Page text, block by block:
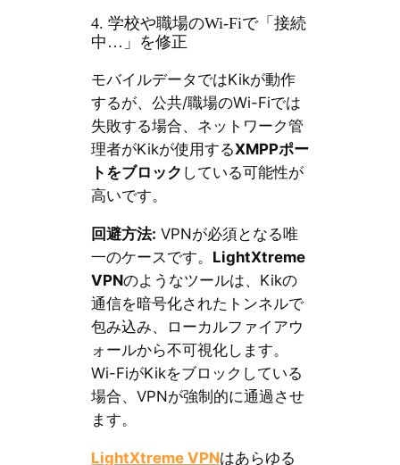
4. 学校や職場のWi-Fiで「接続
中…」を修正
モバイルデータではKikが動作
するが、公共/職場のWi-Fiでは
失敗する場合、ネットワーク管
理者がKikが使用するXMPPポー
トをブロック している可能性が
高いです。
回避方法: VPNが必須となる唯
一のケースです。 LightXtreme
VPNのようなツールは、Kikの
通信を暗号化されたトンネルで
包み込み、ローカルファイアウ
ォールから不可視化します。
Wi-FiがKikをブロックしている
場合、VPNが強制的に通過させ
ます。
LightXtreme VPNはあらゆる